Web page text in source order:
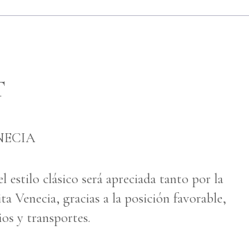
estilo clásico será apreciada tanto por la
Venecia, gracias a la posición favorable,
y transportes.